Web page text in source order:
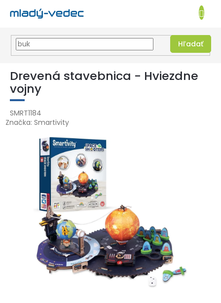
Prejsť
obsah
EUR
Hľadať
KOŠÍK
Drevená stavebnica - Hviezdne
vojny
SMRT1184
Značka: Smartivity